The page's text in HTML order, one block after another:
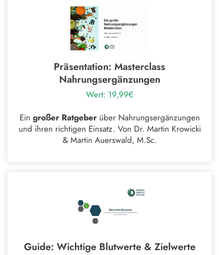
Präsentation: Masterclass
Nahrungsergänzungen
Wert: 19,99€
Ein großer Ratgeberüber Nahrungsergänzungen
und ihren richtigen Einsatz. Von Dr. Martin Krowicki
& Martin Auerswald, M.Sc.
Guide: Wichtige Blutwerte & Zielwerte